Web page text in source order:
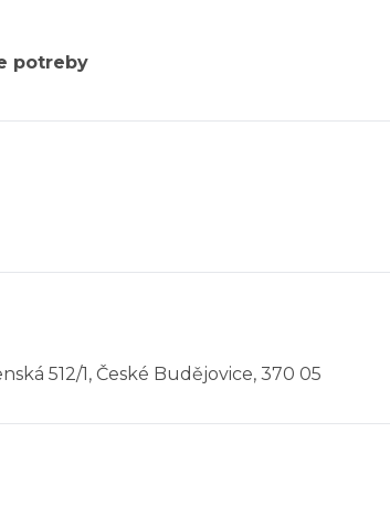
potreby
512/1, České Budějovice, 370 05